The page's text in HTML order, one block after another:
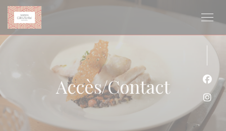
Personnalisation de vos choix en matière de cookies
Accès/Contact